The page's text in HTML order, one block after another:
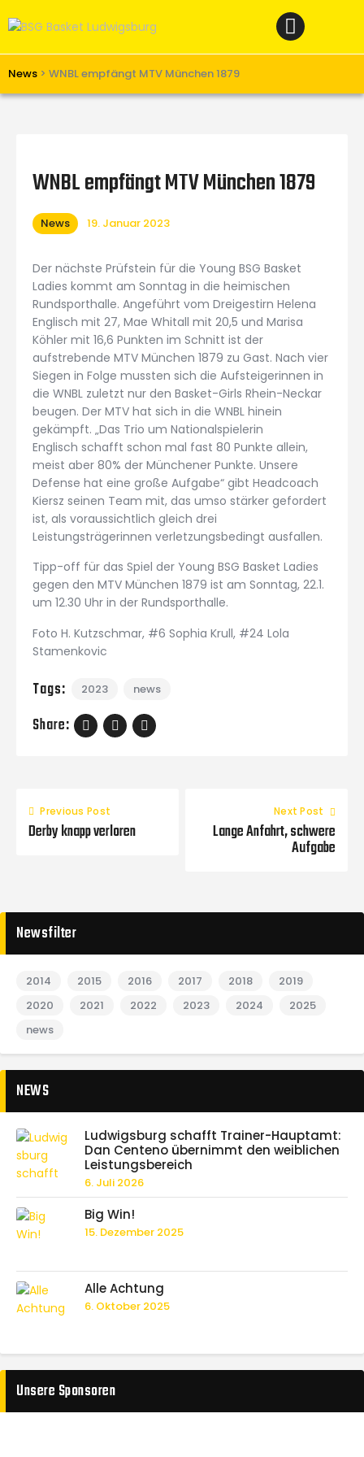
News > WNBL empfängt MTV München 1879
Verein
Unterstützen
Links
WNBL empfängt MTV München 1879
News 19. Januar 2023
Der nächste Prüfstein für die Young BSG Basket
Ladies kommt am Sonntag in die heimischen
Rundsporthalle. Angeführt vom Dreigestirn Helena
Englisch mit 27, Mae Whitall mit 20,5 und Marisa
Köhler mit 16,6 Punkten im Schnitt ist der
aufstrebende MTV München 1879 zu Gast. Nach vier
Siegen in Folge mussten sich die Aufsteigerinnen in
die WNBL zuletzt nur den Basket-Girls Rhein-Neckar
beugen. Der MTV hat sich in die WNBL hinein
gekämpft. „Das Trio um Nationalspielerin
Englisch schafft schon mal fast 80 Punkte allein,
meist aber 80% der Münchener Punkte. Unsere
Defense hat eine große Aufgabe“ gibt Headcoach
Kiersz seinen Team mit, das umso stärker gefordert
ist, als voraussichtlich gleich drei
Leistungsträgerinnen verletzungsbedingt ausfallen.
Tipp-off für das Spiel der Young BSG Basket Ladies
gegen den MTV München 1879 ist am Sonntag, 22.1.
um 12.30 Uhr in der Rundsporthalle.
Foto H. Kutzschmar, #6 Sophia Krull, #24 Lola
Stamenkovic
Tags: 2023 news
Share:
Previous Post
Derby knapp verloren
Next Post
Lange Anfahrt, schwere
Aufgabe
Newsfilter
2014 2015 2016 2017 2018
2019
2020
2021 2022 2023 2024
2025
news
NEWS
Ludwigsburg schafft Trainer-Hauptamt:
Dan Centeno übernimmt den weiblichen
Leistungsbereich
6. Juli 2026
Big Win!
15. Dezember 2025
Alle Achtung
6. Oktober 2025
Unsere Sponsoren